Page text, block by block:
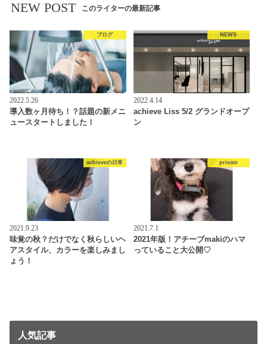
NEW POST このライターの最新記事
ブログ
2022.5.26
導入数ヶ月待ち！？話題の新メニ
ュースタートしました！
NEWS
2022.4.14
achieve Liss 5/2 グランドオープ
ン
achieveの日常
2021.9.23
味覚の秋？だけでなく秋らしいヘ
アスタイル、カラーを楽しみまし
ょう！
private
2021.7.1
2021年版！アチーブmakiのハマ
っていること大公開♡
人気記事